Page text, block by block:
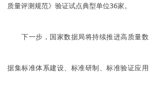
质量评测规范》验证试点典型单位36家。
下一步，国家数据局将持续推进高质量数
据集标准体系建设、标准研制、标准验证应用